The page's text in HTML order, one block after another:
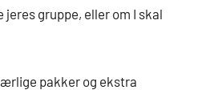
gruppe, eller om I skal
pakker og ekstra